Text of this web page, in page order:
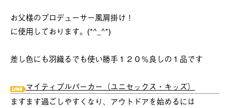
お父様のプロデューサー風肩掛け！
に使用しております。(*^_^*)
差し色にも羽織るでも使い勝手１２０％良しの１品です
マイティプルパーカー（ユニセックス・キッズ）
ますます過ごしやすくなり、アウトドアを始めるには